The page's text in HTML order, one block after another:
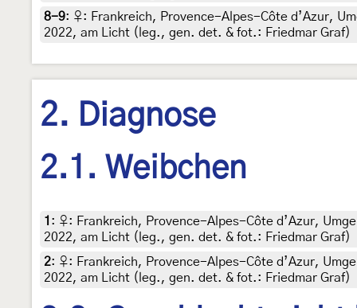
8-9: ♀: Frankreich, Provence-Alpes-Côte d’Azur,
2022, am Licht (leg., gen. det. & fot.: Friedmar Graf)
2. Diagnose
2.1. Weibchen
1 : ♀: Frankreich, Provence-Alpes-Côte d’Azur,
2022, am Licht (leg., gen. det. & fot.: Friedmar Graf)
2: ♀: Frankreich, Provence-Alpes-Côte d’Azur,
2022, am Licht (leg., gen. det. & fot.: Friedmar Graf)